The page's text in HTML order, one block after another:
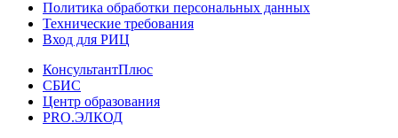
Политика обработки персональных данных
Технические требования
Вход для РИЦ
КонсультантПлюс
СБИС
Центр образования
PRO.ЭЛКОД